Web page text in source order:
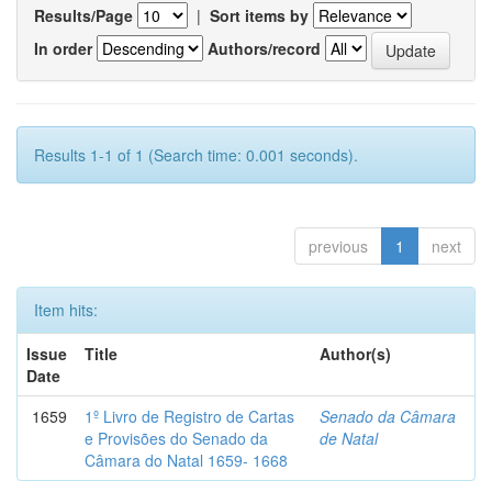
Results/Page | Sort items by
In order
Authors/record
Results 1-1 of 1 (Search time: 0.001 seconds).
previous 1 next
Item hits:
Issue
Date
Title Author(s)
1659
1º Livro de Registro de Cartas
e Provisões do Senado da
Câmara do Natal 1659- 1668
Senado da Câmara
de Natal